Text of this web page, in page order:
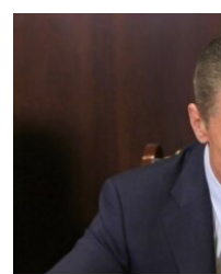
Українською